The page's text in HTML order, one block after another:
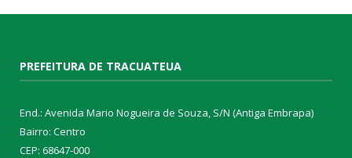
PREFEITURA DE TRACUATEUA
End.: Avenida Mario Nogueira de Souza, S/N (Antiga Embrapa)
Bairro: Centro
CEP: 68647-000